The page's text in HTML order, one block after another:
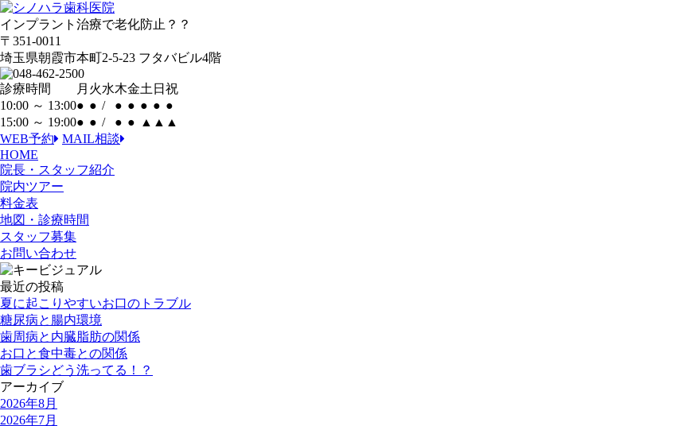
インプラント治療で老化防止？？
〒351-0011
埼玉県朝霞市本町2-5-23 フタバビル4階
診療時間 月 火水木金土 日 祝
10:00 ～ 13:00● ● / ● ● ● ● ●
15:00 ～ 19:00● ● / ● ● ▲ ▲ ▲
WEB予約
MAIL相談
HOME
院長・スタッフ紹介
院内ツアー
料金表
地図・診療時間
スタッフ募集
お問い合わせ
最近の投稿
夏に起こりやすいお口のトラブル
糖尿病と腸内環境
歯周病と内臓脂肪の関係
お口と食中毒との関係
歯ブラシどう洗ってる！？
アーカイブ
2026年8月
2026年7月